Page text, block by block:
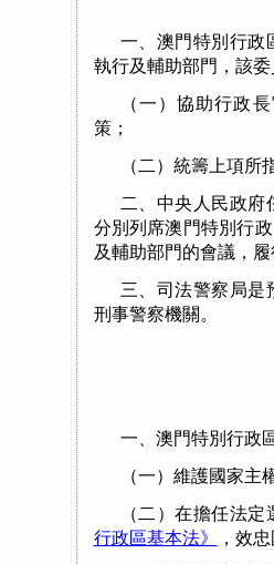
一、澳門特別行政
執行及輔助部門，該
（一）協助行政
策；
（二）統籌上項所
二、中央人民政
分別列席澳門特別行
及輔助部門的會議，
三、司法警察局是
刑事警察機關。
一、澳門特別行政
（一）維護國家主
（二）在擔任法
行政區基本法》
，效